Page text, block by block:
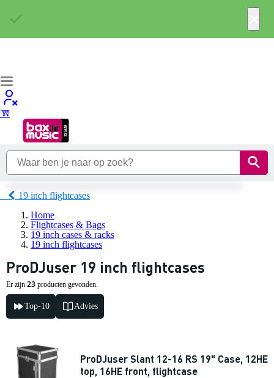
19 inch flightcases
Home
Flightcases & Bags
19 inch cases & racks
19 inch flightcases
ProDJuser 19 inch flightcases
Er zijn 23 producten gevonden.
Top-10 Advies
ProDJuser Slant 12-16 RS 19" Case, 12HE
top, 16HE front, flightcase